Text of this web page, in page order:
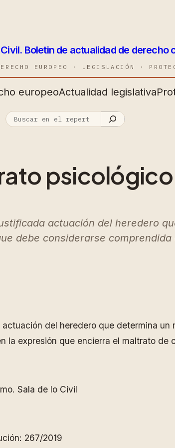
Boletin de actualidad de derecho
EUROPEO · LEGISLACIÓN ·
europeoActualidad legislativa
actuación del heredero
debe considerarse
del heredero que determina
expresión que encierra el maltrato de
Sala de lo Civil
267/2019